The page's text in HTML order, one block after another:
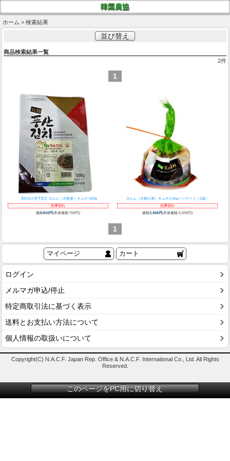
韓国農協
ホーム > 検索結果
並び替え
商品検索結果一覧
2件
1
【8/19入荷予定】ヨルム（大根菜）キムチ 500g
在庫切れ
価格810円(本体価格:750円)
ヨルム（大根の菜）キムチ2.5kgパッケージ（1袋）
在庫切れ
価格3,456円(本体価格:3,200円)
1
マイページ カート
ログイン
メルマガ申込/停止
特定商取引法に基づく表示
送料とお支払い方法について
個人情報の取扱いについて
Copyright(C) N.A.C.F. Japan Rep. Office & N.A.C.F. International Co., Ltd. All Rights
Reserved.
このページをPC用に切り替え